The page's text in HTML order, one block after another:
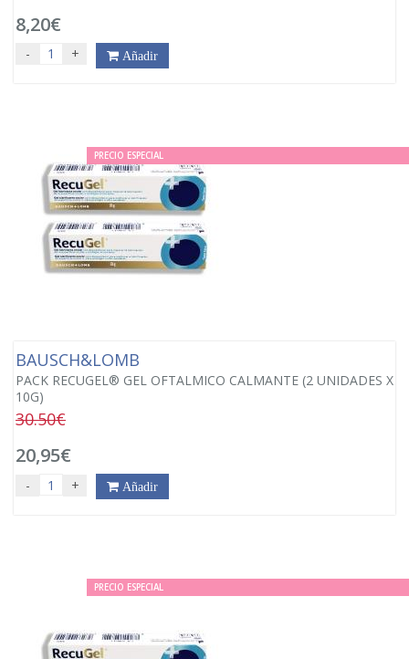
8,20€
- + Añadir
PRECIO ESPECIAL
BAUSCH&LOMB
PACK RECUGEL® GEL OFTALMICO CALMANTE (2 UNIDADES X
10G)
30.50€
20,95€
- + Añadir
PRECIO ESPECIAL